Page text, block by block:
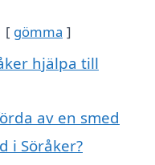
gömma
hjälpa till
av en smed
i Söråker?